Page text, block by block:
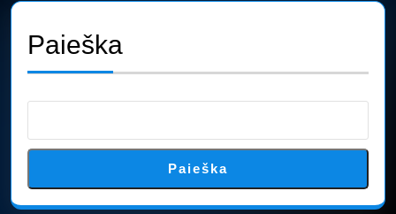
Paieška
Paieška